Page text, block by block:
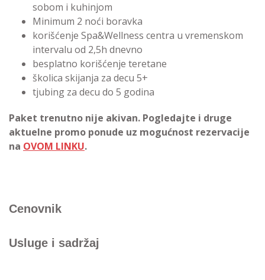
sobom i kuhinjom
Minimum 2 noći boravka
korišćenje Spa&Wellness centra u vremenskom
intervalu od 2,5h dnevno
besplatno korišćenje teretane
školica skijanja za decu 5+
tjubing za decu do 5 godina
Paket trenutno nije akivan. Pogledajte i druge
aktuelne promo ponude uz mogućnost rezervacije
na OVOM LINKU.
Cenovnik
Usluge i sadržaj